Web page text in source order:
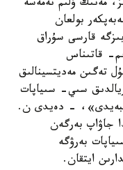
مەنىڭ ۇلىم نەمەسە
بولعان
قارسى سۇراق
قاتىناس
تەگىن مەديتسينالىق
سىي- سىياپات
- دەيدى ن.
جاۋاپ بەرگەن
سىياپات بەرۋگە
ايتقان.